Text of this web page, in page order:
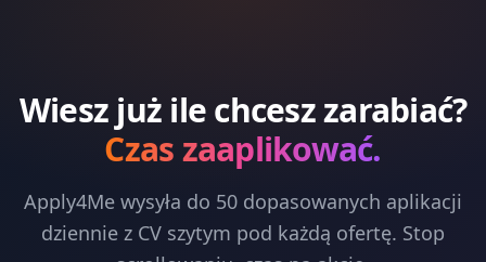
Wiesz już ile chcesz zarabiać?
Czas zaaplikować.
Apply4Me wysyła do 50 dopasowanych aplikacji
dziennie z CV szytym pod każdą ofertę. Stop